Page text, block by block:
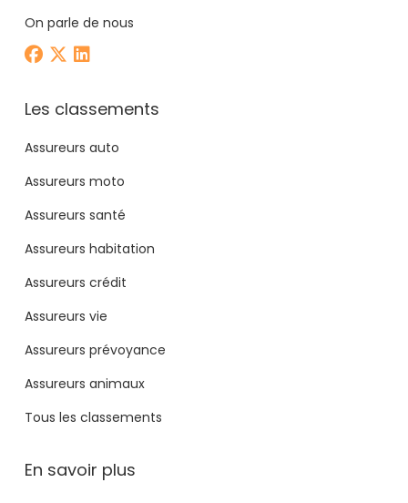
On parle de nous
Les classements
Assureurs auto
Assureurs moto
Assureurs santé
Assureurs habitation
Assureurs crédit
Assureurs vie
Assureurs prévoyance
Assureurs animaux
Tous les classements
En savoir plus